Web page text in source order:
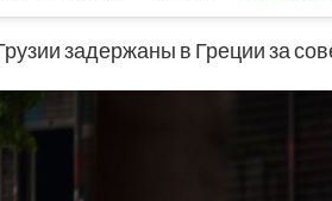
задержаны в Греции за